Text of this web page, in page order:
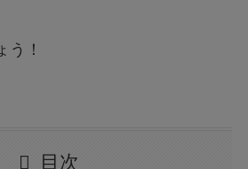
う！
目次